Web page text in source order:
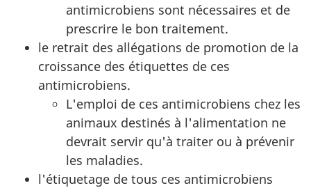
antimicrobiens sont nécessaires et de
prescrire le bon traitement.
le retrait des allégations de promotion de la
croissance des étiquettes de ces
antimicrobiens.
L'emploi de ces antimicrobiens chez les
animaux destinés à l'alimentation ne
devrait servir qu'à traiter ou à prévenir
les maladies.
l'étiquetage de tous ces antimicrobiens